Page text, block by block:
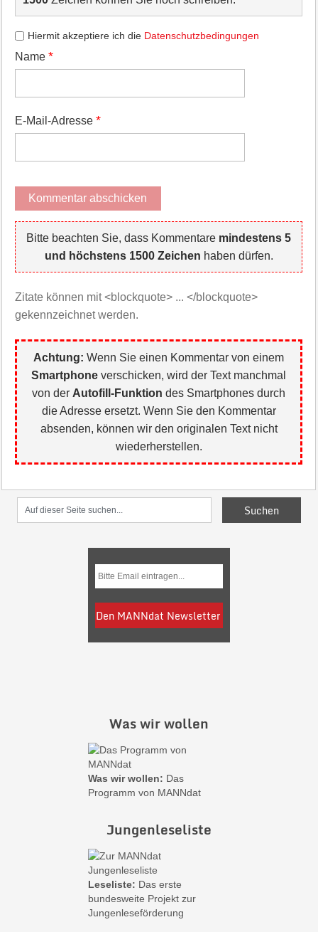
Hiermit akzeptiere ich die Datenschutzbedingungen
Name *
E-Mail-Adresse *
Bitte beachten Sie, dass Kommentare mindestens 5
und höchstens 1500 Zeichen haben dürfen.
Zitate können mit <blockquote> ... </blockquote>
gekennzeichnet werden.
Achtung: Wenn Sie einen Kommentar von einem
Smartphone verschicken, wird der Text manchmal
von der Autofill-Funktion des Smartphones durch
die Adresse ersetzt. Wenn Sie den Kommentar
absenden, können wir den originalen Text nicht
wiederherstellen.
Was wir wollen
Was wir wollen: Das
Programm von MANNdat
Jungenleseliste
Leseliste: Das erste
bundesweite Projekt zur
Jungenleseförderung